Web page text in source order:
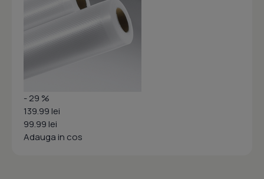
- 29 %
139.99 lei
99.99 lei
Adauga in cos